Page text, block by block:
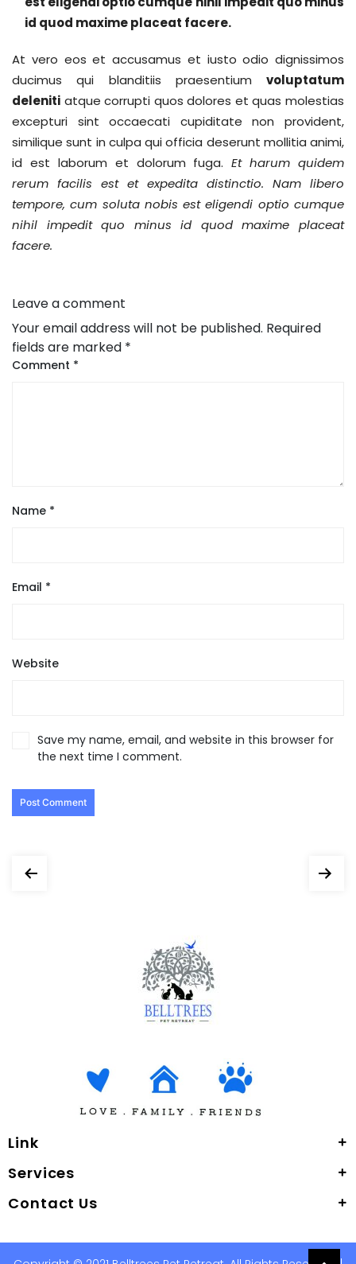
id quod maxime placeat facere.
At vero eos et accusamus et iusto odio dignissimos
ducimus qui blanditiis praesentium voluptatum
deleniti atque corrupti quos dolores et quas molestias
excepturi sint occaecati cupiditate non provident,
similique sunt in culpa qui officia deserunt mollitia animi,
id est laborum et dolorum fuga.Et harum quidem
rerum facilis est et expedita distinctio. Nam libero
tempore, cum soluta nobis est eligendi optio cumque
nihil impedit quo minus id quod maxime placeat
facere.
Leave a comment
Your email address will not be published. Required
fields are marked *
Comment *
Name *
Email *
Website
Save my name, email, and website in this browser for
the next time I comment.
Link
Services
Contact Us